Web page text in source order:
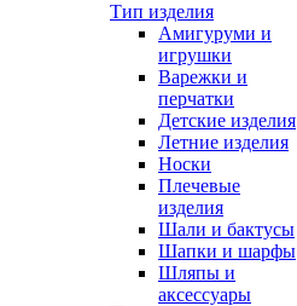
Тип изделия
Амигуруми и
игрушки
Варежки и
перчатки
Детские изделия
Летние изделия
Носки
Плечевые
изделия
Шали и бактусы
Шапки и шарфы
Шляпы и
аксессуары